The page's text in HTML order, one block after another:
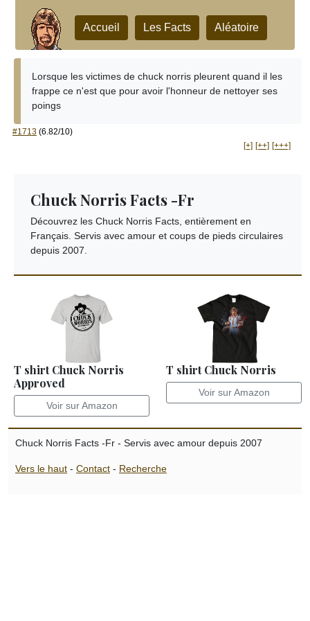
Accueil Les Facts Aléatoire
Lorsque les victimes de chuck norris pleurent quand il les
frappe ce n'est que pour avoir l'honneur de nettoyer ses
poings
#1713 (6.82/10)
[+] [++] [+++]
Chuck Norris Facts -Fr
Découvrez les Chuck Norris Facts, entièrement en
Français. Servis avec amour et coups de pieds circulaires
depuis 2007.
T shirt Chuck Norris
Approved
Voir sur Amazon
T shirt Chuck Norris
Voir sur Amazon
Chuck Norris Facts -Fr - Servis avec amour depuis 2007
Vers le haut - Contact - Recherche